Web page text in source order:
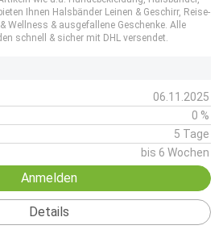
Ihnen Halsbänder Leinen & Geschirr, Reise-
Wellness & ausgefallene Geschenke. Alle
schnell & sicher mit DHL versendet.
06.11.2025
0 %
5 Tage
bis 6 Wochen
Anmelden
Details